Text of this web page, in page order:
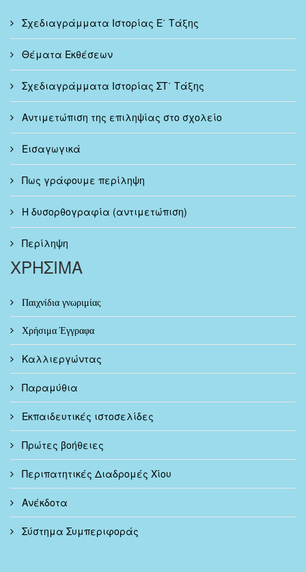
Σχεδιαγράμματα Ιστορίας Ε΄ Τάξης
Θέματα Εκθέσεων
Σχεδιαγράμματα Ιστορίας ΣΤ΄ Τάξης
Αντιμετώπιση της επιληψίας στο σχολείο
Εισαγωγικά
Πως γράφουμε περίληψη
Η δυσορθογραφία (αντιμετώπιση)
Περίληψη
ΧΡΗΣΙΜΑ
Παιχνίδια γνωριμίας
Χρήσιμα Έγγραφα
Καλλιεργώντας
Παραμύθια
Εκπαιδευτικές ιστοσελίδες
Πρώτες βοήθειες
Περιπατητικές Διαδρομές Χίου
Ανέκδοτα
Σύστημα Συμπεριφοράς